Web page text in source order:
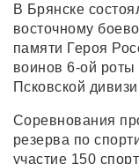
В Брянске
восточному
памяти Героя
воинов 6-ой роты
Псковской
Соревнования
резерва по
участие 150